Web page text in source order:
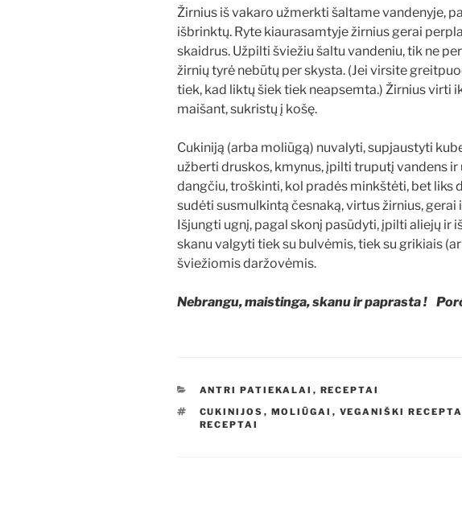
Žirnius iš vakaro užmerkti šaltame vandenyje,
išbrinktų. Ryte kiaurasamtyje žirnius gerai
skaidrus. Užpilti šviežiu šaltu vandeniu, tik ne
žirnių tyrė nebūtų per skysta. (Jei virsite
tiek, kad liktų šiek tiek neapsemta.) Žirnius virti
maišant, sukristų į košę.
Cukiniją (arba moliūgą) nuvalyti, supjaustyti
užberti druskos, kmynus, įpilti truputį vandens ir
dangčiu, troškinti, kol pradės minkštėti, bet liks
sudėti susmulkintą česnaką, virtus žirnius,
Išjungti ugnį, pagal skonį pasūdyti, įpilti aliejų ir
skanu valgyti tiek su bulvėmis, tiek su grikiais
šviežiomis daržovėmis.
Nebrangu, maistinga, skanu ir paprasta !
KATEGORIJOS
ANTRI PATIEKALAI , RECEPTAI
ŽYMOS
CUKINIJOS , MOLIŪGAI , VEGANIŠKI
RECEPTAI